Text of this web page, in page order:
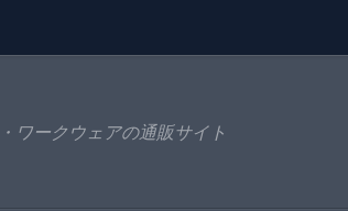
ワークウェアの通販サイト